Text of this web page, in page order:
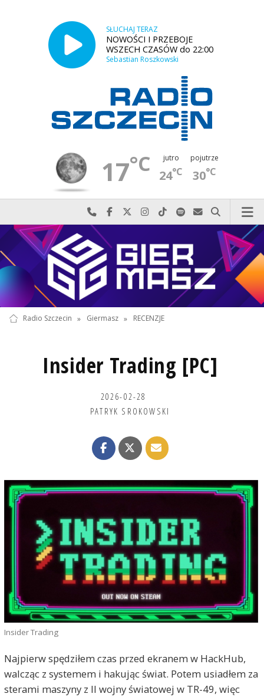
SŁUCHAJ TERAZ
NOWOŚCI I PRZEBOJE
WSZECH CZASÓW do 22:00
Sebastian Roszkowski
17°C jutro
24°C
pojutrze
30°C
Najlepiej po prostu do nas zadzwoń
Odwiedź nas na Facebook-u
Odwiedź nas na X
Odwiedź nas na Instagram-ie
Odwiedź nas na TikTok-u
Szukaj nas na Spotify
Wyślij do nas
Szukaj
Radio Szczecin » Giermasz » RECENZJE
Insider Trading [PC]
2026-02-28
PATRYK SROKOWSKI
Insider Trading
Najpierw spędziłem czas przed ekranem w HackHub,
walcząc z systemem i hakując świat. Potem usiadłem za
sterami maszyny z II wojny światowej w TR-49, więc